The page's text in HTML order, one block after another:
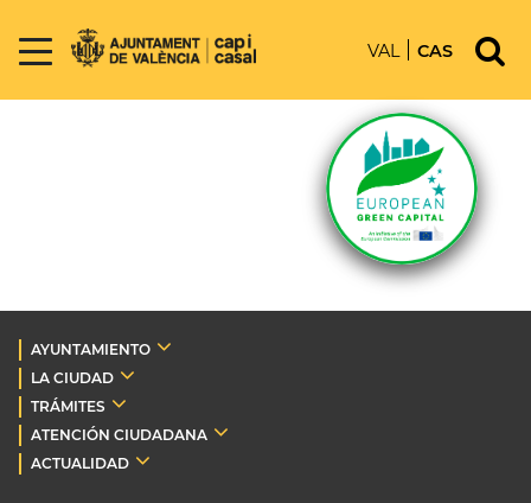
VAL CAS
AYUNTAMIENTO
LA CIUDAD
TRÁMITES
ATENCIÓN CIUDADANA
ACTUALIDAD